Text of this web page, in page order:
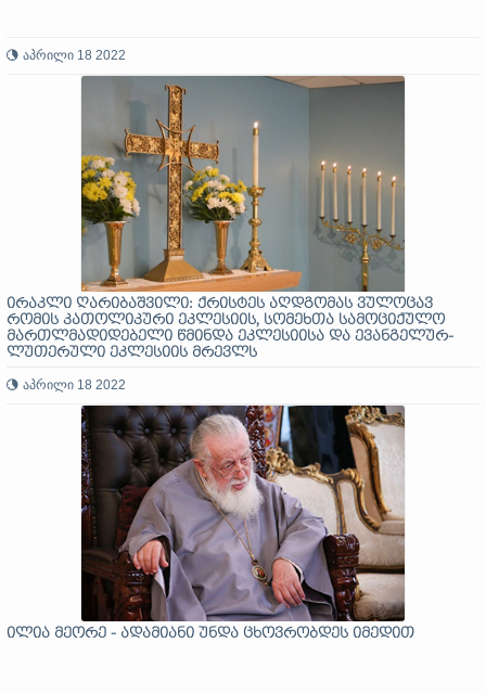
აპრილი 18 2022
ირაკლი ღარიბაშვილი: ქრისტეს აღდგომას ვულოცავ
რომის კათოლიკური ეკლესიის, სომეხთა სამოციქულო
მართლმადიდებელი წმინდა ეკლესიისა და ევანგელურ-
ლუთერული ეკლესიის მრევლს
აპრილი 18 2022
ილია მეორე - ადამიანი უნდა ცხოვრობდეს იმედით